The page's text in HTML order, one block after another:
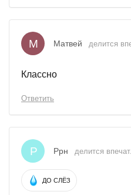
М Матвей делится
Классно
Ответить
Р Ррн делится
ДО СЛЁЗ